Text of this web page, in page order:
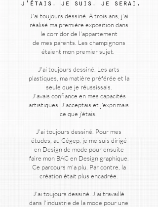
j'étais. je suis. je serai.
J'ai toujours dessiné. À trois ans, j'ai
réalisé ma première exposition dans
le corridor de l'appartement
de mes parents. Les champignons
étaient mon premier sujet.
J'ai toujours dessiné. Les arts
plastiques, ma matière préférée et la
seule que je réussissais.
J'avais confiance en mes capacités
artistiques. J'acceptais et j'exprimais
ce que j'étais.
J'ai toujours dessiné. Pour mes
études, au Cégep, je me suis dirigé
en Design de mode pour ensuite
faire mon BAC en Design graphique.
Ce parcours m'a plu. Par contre, la
création était plus encadrée.
J'ai toujours dessiné. J'ai travaillé
dans l'industrie de la mode pour une